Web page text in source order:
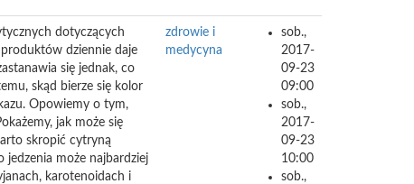
dotyczących
dziennie daje
się jednak, co
skąd bierze się kolor
Opowiemy o tym,
jak może się
skropić cytryną
jedzenia może najbardziej
karotenoidach i
zdrowie i
medycyna
sob.,
2017-
09-23
09:00
sob.,
2017-
09-23
10:00
sob.,